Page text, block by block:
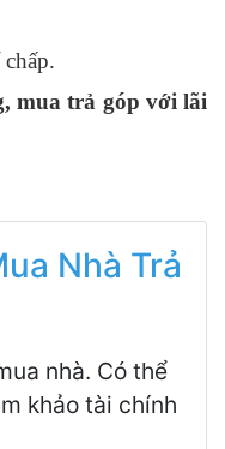
mua trả góp với lãi
Nhà Trả
nhà. Có thể
khảo tài chính